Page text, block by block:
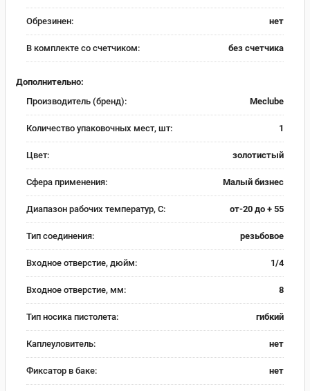
Обрезинен: нет
В комплекте со счетчиком: без счетчика
Дополнительно:
Производитель (бренд):
Meclube
Количество упаковочных мест, шт: 1
Цвет: золотистый
Сфера применения: Малый бизнес
Диапазон рабочих температур, С: от-20 до + 55
Тип соединения: резьбовое
Входное отверстие, дюйм: 1/4
Входное отверстие, мм: 8
Тип носика пистолета: гибкий
Каплеуловитель: нет
Фиксатор в баке: нет